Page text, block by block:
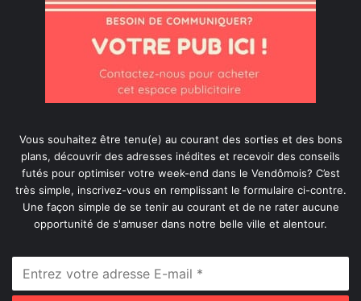
Vous souhaitez être tenu(e) au courant des sorties et des bons
plans, découvrir des adresses inédites et recevoir des conseils
futés pour optimiser votre week-end dans le Vendômois? C’est
très simple, inscrivez-vous en remplissant le formulaire ci-contre.
Une façon simple de se tenir au courant et de ne rater aucune
opportunité de s'amuser dans notre belle ville et alentour.